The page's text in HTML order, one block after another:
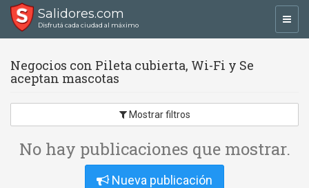
Salidores.com
Disfrutá cada ciudad al máximo
Negocios con Pileta cubierta, Wi-Fi y Se
aceptan mascotas
Mostrar filtros
No hay publicaciones que mostrar.
Nueva publicación